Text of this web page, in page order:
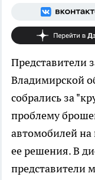
Представители
Владимирской
собрались за
проблему
автомобилей на
ее решения. В
представители